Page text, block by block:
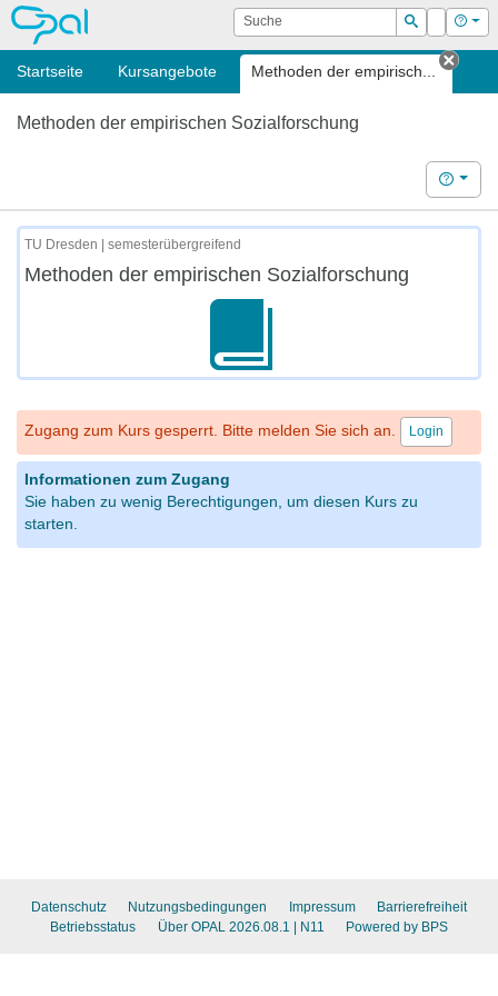
OPAL Suche
Suchen
Login Hilfe
Startseite Kursangebote Methoden der empirisch...
Tab
Methoden der empirischen Sozialforschung
Hilfe
TU Dresden | semesterübergreifend
Methoden der empirischen Sozialforschung
Zugang zum Kurs gesperrt. Bitte melden Sie sich an. Login
Informationen zum Zugang
Sie haben zu wenig Berechtigungen, um diesen Kurs zu
starten.
Datenschutz Nutzungsbedingungen Impressum
Barrierefreiheit
Betriebsstatus
Über OPAL 2026.08.1 | N11 Powered by BPS